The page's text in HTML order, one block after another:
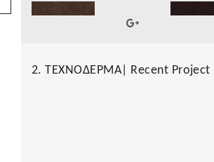
2. ΤΕΧΝΟΔΕΡΜΑ| Recent Project